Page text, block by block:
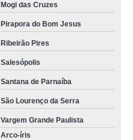
Mogi das Cruzes
Pirapora do Bom Jesus
Ribeirão Pires
Salesópolis
Santana de Parnaíba
São Lourenço da Serra
Vargem Grande Paulista
Arco-íris